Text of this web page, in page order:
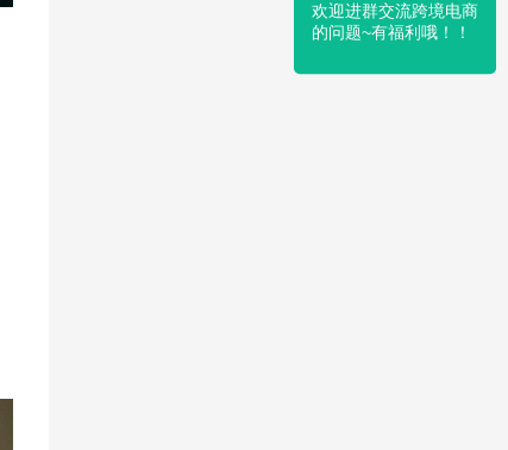
欢迎进群交流跨境电商
的问题~有福利哦！！